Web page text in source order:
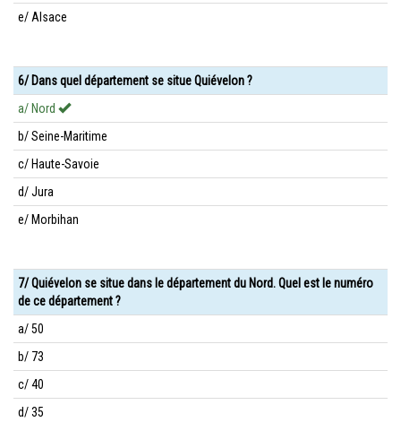
e/ Alsace
6/ Dans quel département se situe Quiévelon ?
a/ Nord
b/ Seine-Maritime
c/ Haute-Savoie
d/ Jura
e/ Morbihan
7/ Quiévelon se situe dans le département du Nord. Quel est le numéro
de ce département ?
a/ 50
b/ 73
c/ 40
d/ 35